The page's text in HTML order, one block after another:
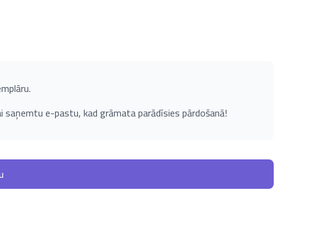
e-pastu, kad grāmata parādīsies pārdošanā!